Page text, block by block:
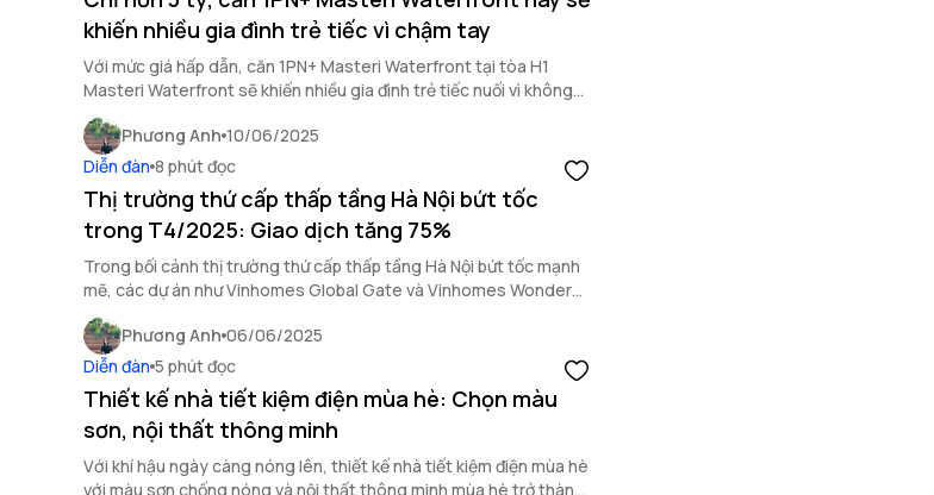
khiến nhiều gia đình trẻ tiếc vì chậm tay
Với mức giá hấp dẫn, căn 1PN+ Masteri Waterfront tại tòa H1
Masteri Waterfront sẽ khiến nhiều gia đình trẻ tiếc nuối vì không
nhanh tay chớp lấy.
Phương Anh 10/06/2025
Diễn đàn 8 phút đọc
Thị trường thứ cấp thấp tầng Hà Nội bứt tốc
trong T4/2025: Giao dịch tăng 75%
Trong bối cảnh thị trường thứ cấp thấp tầng Hà Nội bứt tốc mạnh
mẽ, các dự án như Vinhomes Global Gate và Vinhomes Wonder
City ghi nhận giao dịch tăng.
Phương Anh 06/06/2025
Diễn đàn 5 phút đọc
Thiết kế nhà tiết kiệm điện mùa hè: Chọn màu
sơn, nội thất thông minh
Với khí hậu ngày càng nóng lên, thiết kế nhà tiết kiệm điện mùa hè
với màu sơn chống nóng và nội thất thông minh mùa hè trở thành